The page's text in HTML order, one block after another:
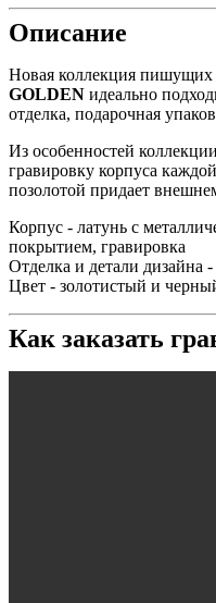
Описание
Новая коллекция пишущих
GOLDEN идеально
отделка, подарочная
Из особенностей
гравировку корпуса
позолотой придает
Корпус - латунь с
покрытием, гравировка
Отделка и детали дизайна
Цвет - золотистый и
Как заказать